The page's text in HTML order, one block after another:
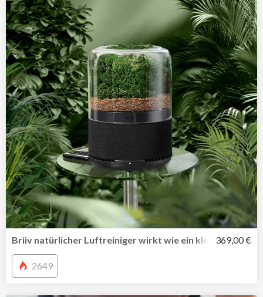
Briiv natürlicher Luftreiniger wirkt wie ein kleiner369,00 €
2649